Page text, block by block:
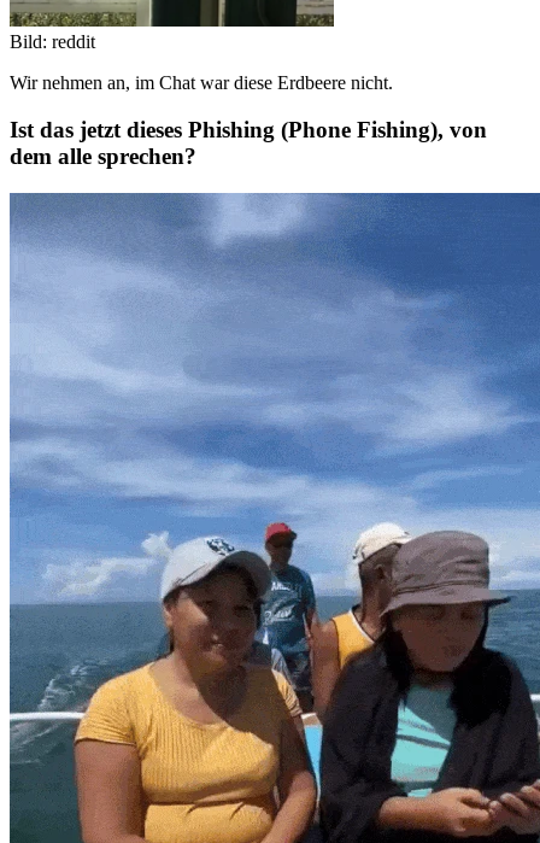
Bild: reddit
Wir nehmen an, im Chat war diese Erdbeere nicht.
Ist das jetzt dieses Phishing (Phone Fishing), von
dem alle sprechen?